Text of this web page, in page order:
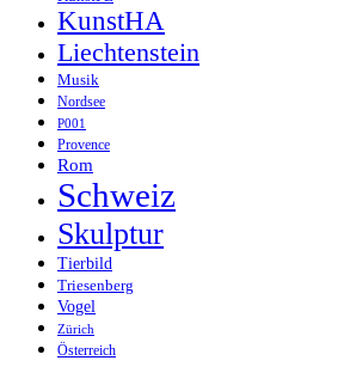
KunstHA
Liechtenstein
Musik
Nordsee
P001
Provence
Rom
Schweiz
Skulptur
Tierbild
Triesenberg
Vogel
Zürich
Österreich